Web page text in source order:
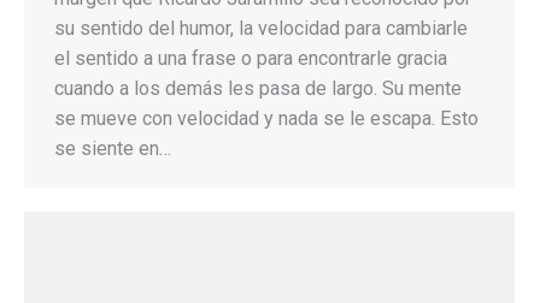
su sentido del humor, la velocidad para cambiarle
el sentido a una frase o para encontrarle gracia
cuando a los demás les pasa de largo. Su mente
se mueve con velocidad y nada se le escapa. Esto
se siente en…